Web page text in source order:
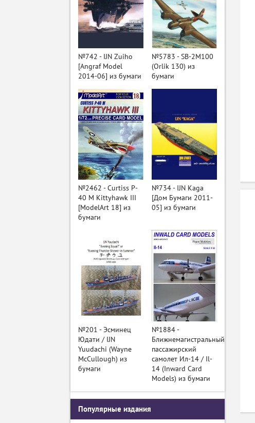
№742 - IJN Zuiho
[Angraf Model
2014-06] из бумаги
№5783 - SB-2M100
(Orlik 130) из
бумаги
№2462 - Curtiss P-
40 M Kittyhawk III
[ModelArt 18] из
бумаги
№734 - IJN Kaga
[Дом Бумаги 2011-
05] из бумаги
№201 - Эсминец
Юдати / IJN
Yuudachi (Wayne
McCullough) из
бумаги
№1884 -
Ближнемагистральный
пассажирский
самолет Ил-14 / Il-
14 (Inward Card
Models) из бумаги
Популярные издания